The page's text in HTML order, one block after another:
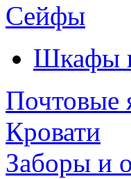
Сейфы
Шкафы
Почтовые
Кровати
Заборы и